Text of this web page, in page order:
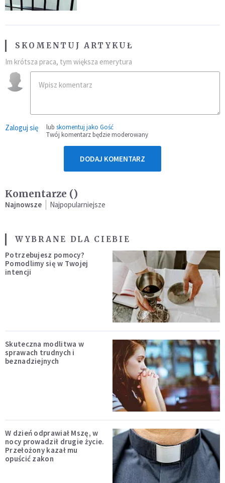
SKOMENTUJ ARTYKUŁ
Im krótsza praca, tym większa emerytura
Zaloguj się lub skomentuj jako Gość
Twój komentarz będzie moderowany
DODAJ KOMENTARZ
Komentarze ()
Najnowsze Najpopularniejsze
WYBRANE DLA CIEBIE
Potrzebujesz pomocy?
Pomodlimy się w Twojej
intencji
Skuteczna modlitwa w
sprawach trudnych i
beznadziejnych
W dzień odprawiał Mszę, w
nocy prowadził drugie życie.
Przełożony kazał mu
opuścić zakon